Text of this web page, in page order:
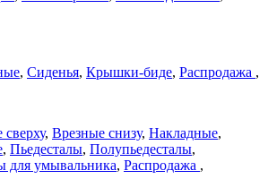
, Сиденья, Крышки-биде, Распродажа ,
, Врезные снизу, Накладные,
, Пьедесталы, Полупьедесталы,
для умывальника, Распродажа ,